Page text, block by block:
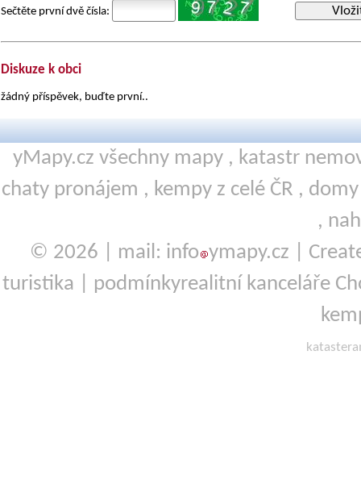
Sečtěte první dvě čísla:
Diskuze k obci
žádný příspěvek, buďte první..
yMapy.cz všechny mapy , katastr
chaty pronájem , kempy z celé ČR ,
,
© 2026 | mail: info ymapy.cz |
turistika
podmínkyrealitní kanceláře